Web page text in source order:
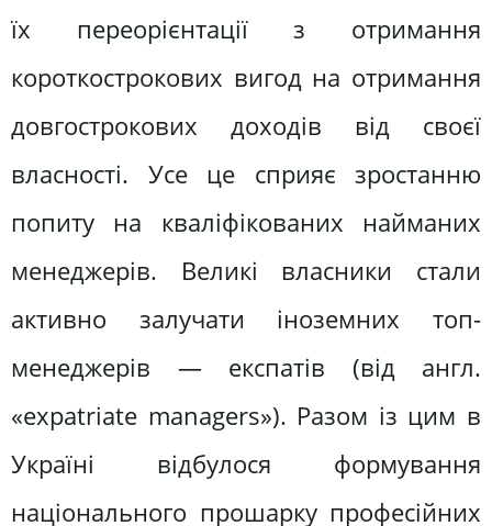
їх переорієнтації з отримання
короткострокових вигод на отримання
довгострокових доходів від своєї
власності. Усе це сприяє зростанню
попиту на кваліфікованих найманих
менеджерів. Великі власники стали
активно залучати іноземних топ-
менеджерів — експатів (від англ.
«expatriate managers»). Разом із цим в
Україні відбулося формування
національного прошарку професійних